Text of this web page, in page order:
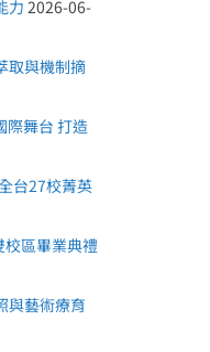
力 2026-06-
取與機制摘
際舞台 打造
台27校菁英
校區畢業典禮
與藝術療育